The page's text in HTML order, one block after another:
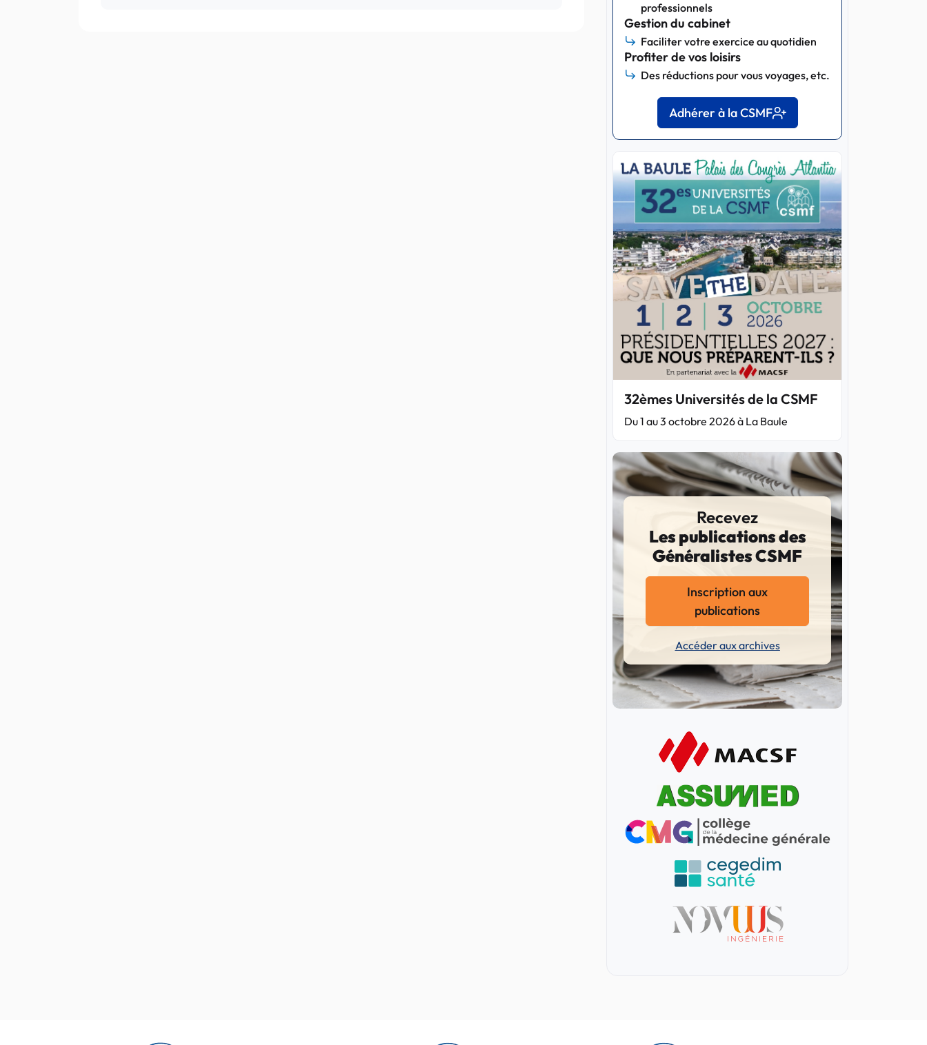
professionnels
Gestion du cabinet
Faciliter votre exercice au quotidien
Profiter de vos loisirs
Des réductions pour vous voyages, etc.
Adhérer à la CSMF
32èmes Universités de la CSMF
Du 1 au 3 octobre 2026 à La Baule
Recevez
Les publications des
Généralistes CSMF
Inscription aux
publications
Accéder aux archives